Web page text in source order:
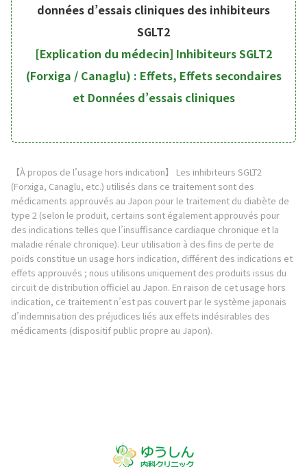
données d’essais cliniques des inhibiteurs
SGLT2
[Explication du médecin] Inhibiteurs SGLT2
(Forxiga / Canaglu) : Effets, Effets secondaires
et Données d’essais cliniques
【À propos de l’usage hors indication】 Les inhibiteurs SGLT2
(Forxiga, Canaglu, etc.) utilisés dans ce traitement sont des
médicaments approuvés au Japon pour le traitement du diabète de
type 2 (selon le produit, certains sont également approuvés pour
des indications telles que l’insuffisance cardiaque chronique et la
maladie rénale chronique). Leur utilisation à des fins de perte de
poids constitue un usage hors indication, différent des indications et
effets approuvés ; nous utilisons uniquement des produits issus du
circuit de distribution officiel au Japon. En raison de cet usage hors
indication, ce traitement n’est pas couvert par le système japonais
d’indemnisation des préjudices liés aux effets indésirables des
médicaments (dispositif public propre au Japon).